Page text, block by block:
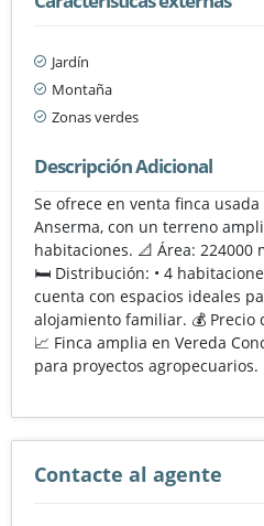
Jardín
Montaña
Zonas verdes
Descripción Adicional
Se ofrece en venta finca
Anserma, con un terreno
habitaciones. 📐 Área: 224000
🛏️ Distribución: • 4
cuenta con espacios ideales
alojamiento familiar. 💰 Precio
📈 Finca amplia en Vereda
para proyectos agropecuarios.
Contacte al agente